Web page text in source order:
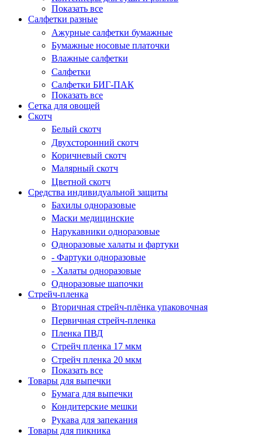
Показать все
Салфетки разные
Ажурные салфетки бумажные
Бумажные носовые платочки
Влажные салфетки
Салфетки
Салфетки БИГ-ПАК
Показать все
Сетка для овощей
Скотч
Белый скотч
Двухсторонний скотч
Коричневый скотч
Малярный скотч
Цветной скотч
Средства индивидуальной защиты
Бахилы одноразовые
Маски медицинские
Нарукавники одноразовые
Одноразовые халаты и фартуки
- Фартуки одноразовые
- Халаты одноразовые
Одноразовые шапочки
Стрейч-пленка
Вторичная стрейч-плёнка упаковочная
Первичная стрейч-пленка
Пленка ПВД
Стрейч пленка 17 мкм
Стрейч пленка 20 мкм
Показать все
Товары для выпечки
Бумага для выпечки
Кондитерские мешки
Рукава для запекания
Товары для пикника